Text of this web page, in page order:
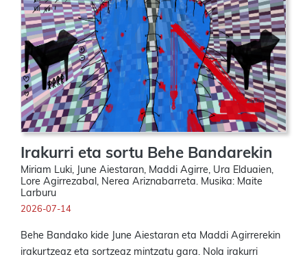
Irakurri eta sortu Behe Bandarekin
Miriam Luki, June Aiestaran, Maddi Agirre, Ura Elduaien,
Lore Agirrezabal, Nerea Ariznabarreta. Musika: Maite
Larburu
2026-07-14
Behe Bandako kide June Aiestaran eta Maddi Agirrerekin
irakurtzeaz eta sortzeaz mintzatu gara. Nola irakurri